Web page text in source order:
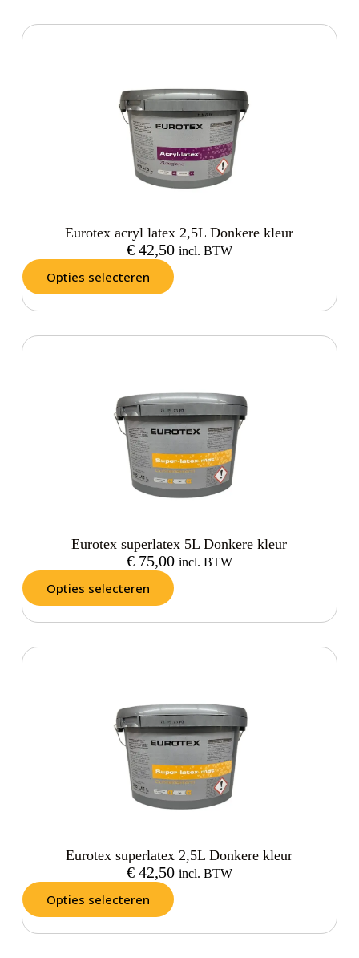
Eurotex acryl latex 2,5L Donkere kleur
€42,50 incl. BTW
Opties selecteren
Eurotex superlatex 5L Donkere kleur
€75,00 incl. BTW
Opties selecteren
Eurotex superlatex 2,5L Donkere kleur
€42,50 incl. BTW
Opties selecteren